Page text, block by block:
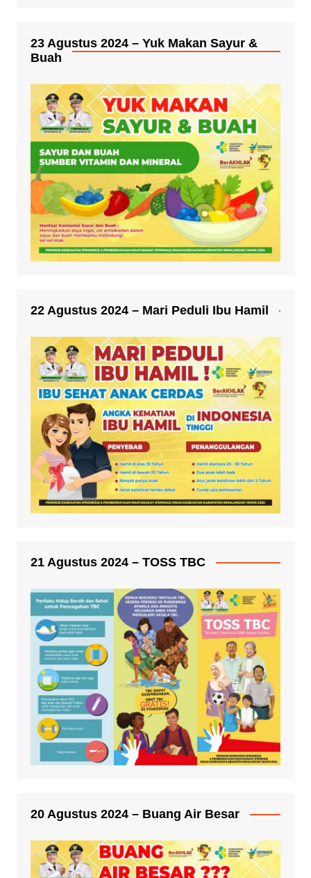
23 Agustus 2024 – Yuk Makan Sayur &
Buah
22 Agustus 2024 – Mari Peduli Ibu Hamil
21 Agustus 2024 – TOSS TBC
20 Agustus 2024 – Buang Air Besar